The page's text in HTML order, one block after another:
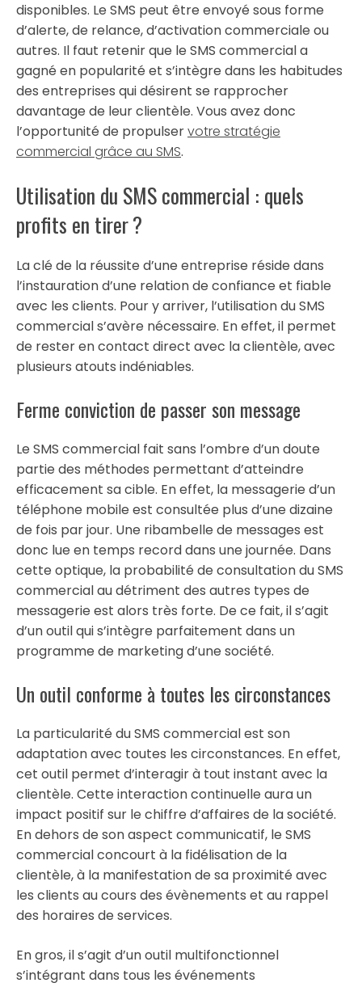
disponibles. Le SMS peut être envoyé sous forme
d’alerte, de relance, d’activation commerciale ou
autres. Il faut retenir que le SMS commercial a
gagné en popularité et s’intègre dans les habitudes
des entreprises qui désirent se rapprocher
davantage de leur clientèle. Vous avez donc
l’opportunité de propulservotre stratégie
commercial grâce au SMS.
Utilisation du SMS commercial : quels
profits en tirer ?
La clé de la réussite d’une entreprise réside dans
l’instauration d’une relation de confiance et fiable
avec les clients. Pour y arriver, l’utilisation du SMS
commercial s’avère nécessaire. En effet, il permet
de rester en contact direct avec la clientèle, avec
plusieurs atouts indéniables.
Ferme conviction de passer son message
Le SMS commercial fait sans l’ombre d’un doute
partie des méthodes permettant d’atteindre
efficacement sa cible. En effet, la messagerie d’un
téléphone mobile est consultée plus d’une dizaine
de fois par jour. Une ribambelle de messages est
donc lue en temps record dans une journée. Dans
cette optique, la probabilité de consultation du SMS
commercial au détriment des autres types de
messagerie est alors très forte. De ce fait, il s’agit
d’un outil qui s’intègre parfaitement dans un
programme de marketing d’une société.
Un outil conforme à toutes les circonstances
La particularité du SMS commercial est son
adaptation avec toutes les circonstances. En effet,
cet outil permet d’interagir à tout instant avec la
clientèle. Cette interaction continuelle aura un
impact positif sur le chiffre d’affaires de la société.
En dehors de son aspect communicatif, le SMS
commercial concourt à la fidélisation de la
clientèle, à la manifestation de sa proximité avec
les clients au cours des évènements et au rappel
des horaires de services.
En gros, il s’agit d’un outil multifonctionnel
s’intégrant dans tous les événements